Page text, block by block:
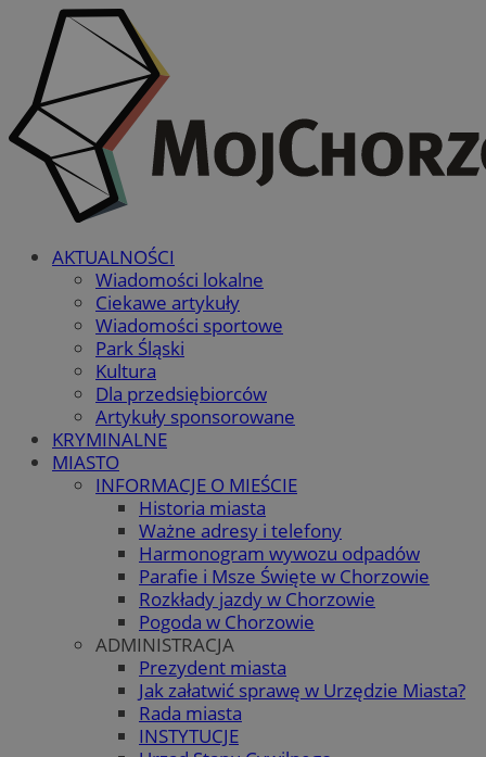
AKTUALNOŚCI
Wiadomości lokalne
Ciekawe artykuły
Wiadomości sportowe
Park Śląski
Kultura
Dla przedsiębiorców
Artykuły sponsorowane
KRYMINALNE
MIASTO
INFORMACJE O MIEŚCIE
Historia miasta
Ważne adresy i telefony
Harmonogram wywozu odpadów
Parafie i Msze Święte w Chorzowie
Rozkłady jazdy w Chorzowie
Pogoda w Chorzowie
ADMINISTRACJA
Prezydent miasta
Jak załatwić sprawę w Urzędzie Miasta?
Rada miasta
INSTYTUCJE